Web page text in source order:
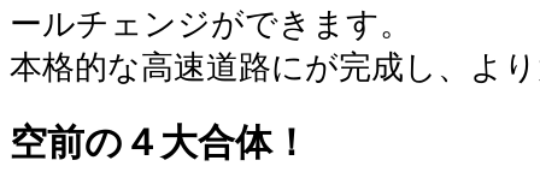
ールチェンジができます。
本格的な高速道路にが完成し、よ
空前の４大合体！